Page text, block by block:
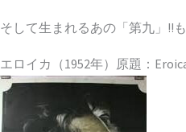
そして生まれるあの「第九」!!
エロイカ（1952年）原題：